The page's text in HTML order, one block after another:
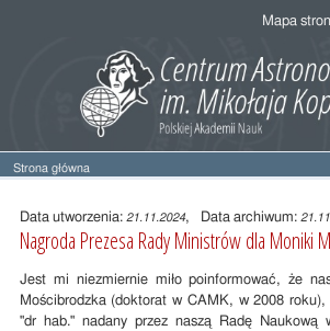
Mapa
Strona główna
Treść
wpisuData utworzenia: 21.11.2024, Data archiwum:
Nagroda Prezesa Rady Ministrów dla Moniki
Jest mi niezmiernie miło poinformować, że
Mościbrodzka (doktorat w CAMK, w 2008 roku),
"dr hab." nadany przez naszą Radę Naukową